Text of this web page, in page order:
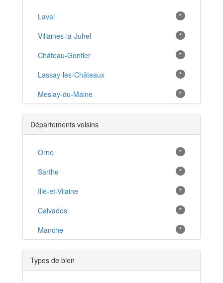
Laval *
Villaines-la-Juhel *
Château-Gontier *
Lassay-les-Châteaux *
Meslay-du-Maine *
Évron *
Ernée *
Pré-en-Pail *
Mayenne *
Gorron *
Courcité *
Craon *
Andouillé *
Le Ham *
Départements voisins
Orne *
Sarthe *
Ille-et-Vilaine *
Calvados *
Manche *
Types de bien